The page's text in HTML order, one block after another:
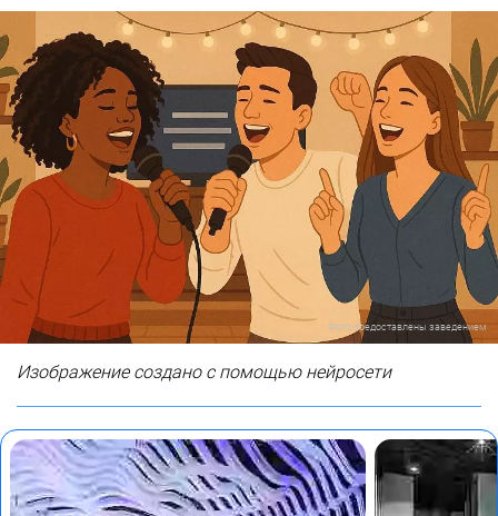
Фото предоставлены заведением
Изображение создано с помощью нейросети